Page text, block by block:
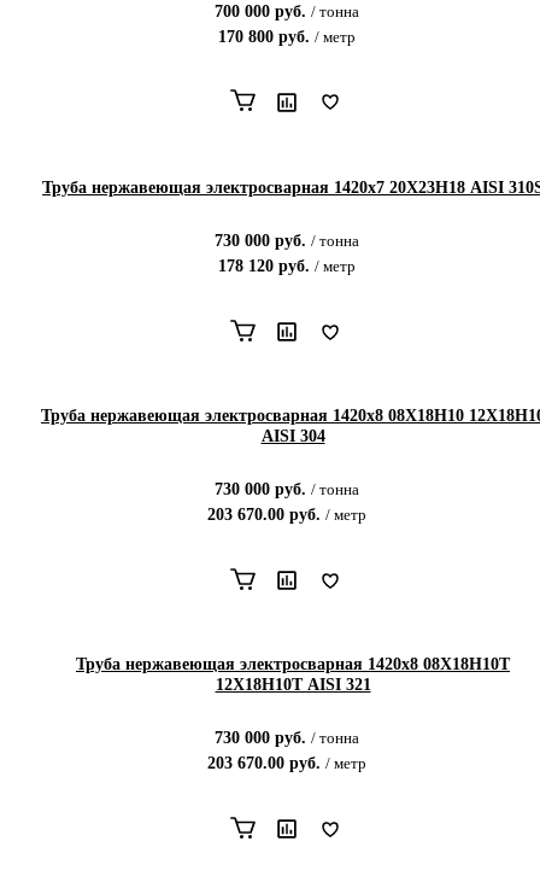
700 000 руб. / тонна
170 800 руб. / метр
Труба нержавеющая электросварная 1420х7 20Х23Н18 AISI
730 000 руб. / тонна
178 120 руб. / метр
Труба нержавеющая электросварная 1420х8 08Х18Н10
AISI 304
730 000 руб. / тонна
203 670.00 руб. / метр
Труба нержавеющая электросварная 1420х8 08Х18Н10Т
12Х18Н10Т AISI 321
730 000 руб. / тонна
203 670.00 руб. / метр